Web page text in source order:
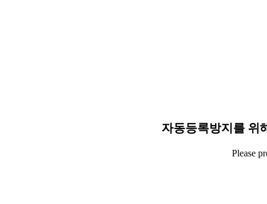
자동등록방지를 위
Please